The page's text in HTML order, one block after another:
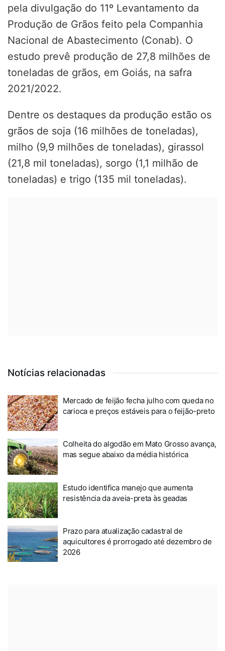
pela divulgação do 11º Levantamento da
Produção de Grãos feito pela Companhia
Nacional de Abastecimento (Conab). O
estudo prevê produção de 27,8 milhões de
toneladas de grãos, em Goiás, na safra
2021/2022.
Dentre os destaques da produção estão os
grãos de soja (16 milhões de toneladas),
milho (9,9 milhões de toneladas), girassol
(21,8 mil toneladas), sorgo (1,1 milhão de
toneladas) e trigo (135 mil toneladas).
Notícias relacionadas
Mercado de feijão fecha julho com queda no
carioca e preços estáveis para o feijão-preto
Colheita do algodão em Mato Grosso avança,
mas segue abaixo da média histórica
Estudo identifica manejo que aumenta
resistência da aveia-preta às geadas
Prazo para atualização cadastral de
aquicultores é prorrogado até dezembro de
2026